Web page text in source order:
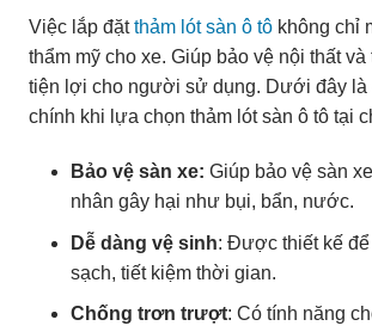
Việc lắp đặtthảm lót sàn ô tô không chỉ
thẩm mỹ cho xe. Giúp bảo vệ nội thất
tiện lợi cho người sử dụng. Dưới đây là
chính khi lựa chọn thảm lót sàn ô tô tại
Bảo vệ sàn xe: Giúp bảo vệ sàn
nhân gây hại như bụi, bẩn, nước.
Dễ dàng vệ sinh: Được thiết kế
sạch, tiết kiệm thời gian.
Chống trơn trượt: Có tính năng